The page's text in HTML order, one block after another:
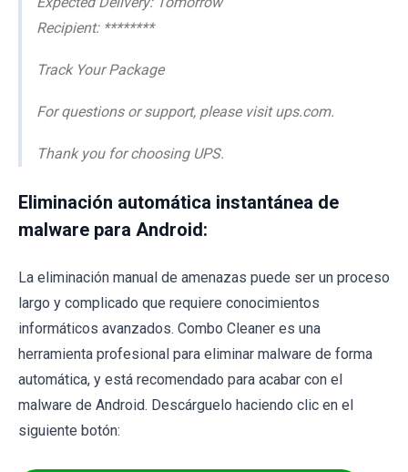
Recipient: ********
Track Your Package
For questions or support, please visit ups.com.
Thank you for choosing UPS.
Eliminación automática instantánea de
malware para Android:
La eliminación manual de amenazas puede ser un proceso
largo y complicado que requiere conocimientos
informáticos avanzados. Combo Cleaner es una
herramienta profesional para eliminar malware de forma
automática, y está recomendado para acabar con el
malware de Android. Descárguelo haciendo clic en el
siguiente botón: